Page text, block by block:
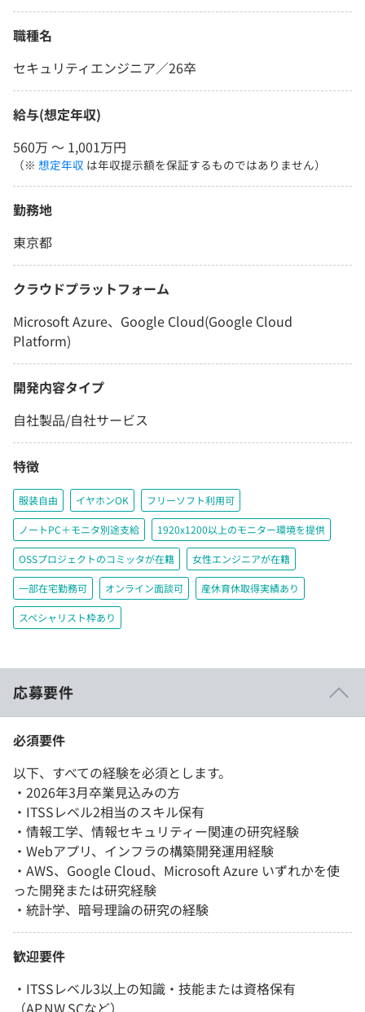
職種名
セキュリティエンジニア／26卒
給与(想定年収)
560万 〜 1,001万円
（※ 想定年収 は年収提示額を保証するものではありません）
勤務地
東京都
クラウドプラットフォーム
Microsoft Azure、Google Cloud(Google Cloud
Platform)
開発内容タイプ
自社製品/自社サービス
特徴
服装自由 イヤホンOK フリーソフト利用可
ノートPC＋モニタ別途支給 1920x1200以上のモニター環境を提供
OSSプロジェクトのコミッタが在籍 女性エンジニアが在籍
一部在宅勤務可 オンライン面談可 産休育休取得実績あり
スペシャリスト枠あり
応募要件
必須要件
以下、すべての経験を必須とします。
・2026年3月卒業見込みの方
・ITSSレベル2相当のスキル保有
・情報工学、情報セキュリティー関連の研究経験
・Webアプリ、インフラの構築開発運用経験
・AWS、Google Cloud、Microsoft Azure いずれかを使
った開発または研究経験
・統計学、暗号理論の研究の経験
歓迎要件
・ITSSレベル3以上の知識・技能または資格保有